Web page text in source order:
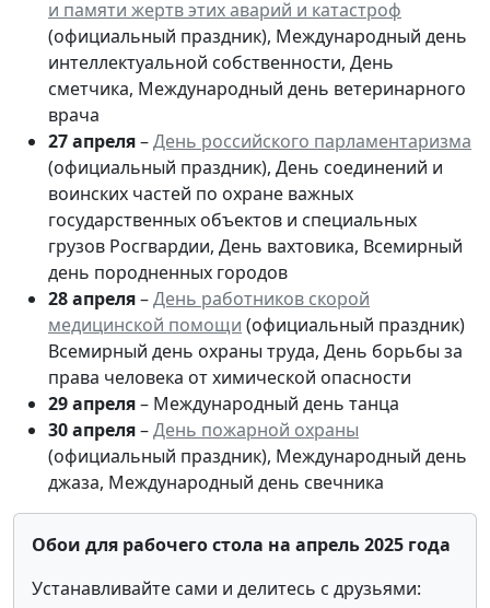
и памяти жертв этих аварий и катастроф
(официальный праздник), Международный день
интеллектуальной собственности, День
сметчика, Международный день ветеринарного
врача
27 апреля–День российского парламентаризма
(официальный праздник), День соединений и
воинских частей по охране важных
государственных объектов и специальных
грузов Росгвардии, День вахтовика, Всемирный
день породненных городов
28 апреля–День работников скорой
медицинской помощи (официальный праздник)
Всемирный день охраны труда, День борьбы за
права человека от химической опасности
29 апреля– Международный день танца
30 апреля–День пожарной охраны
(официальный праздник), Международный день
джаза, Международный день свечника
Обои для рабочего стола на апрель 2025 года
Устанавливайте сами и делитесь с друзьями: